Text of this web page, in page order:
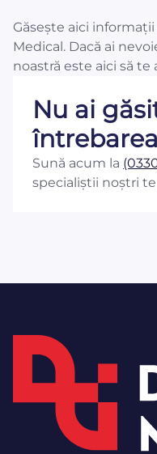
Găsește aici
Medical. Dacă ai
noastră este aici să te
Nu ai
Sună acum la
specialiștii noștri